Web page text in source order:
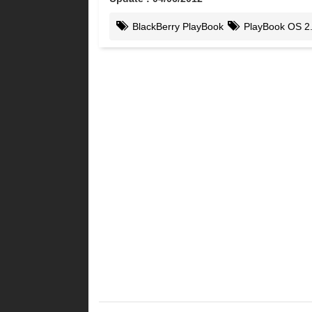
BlackBerry PlayBook PlayBook OS